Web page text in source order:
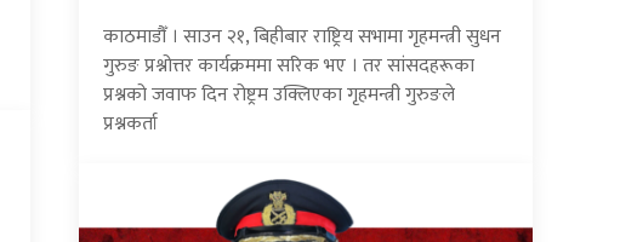
काठमाडौँ । साउन २१, बिहीबार राष्ट्रिय सभामा गृहमन्त्री सुधन
गुरुङ प्रश्नोत्तर कार्यक्रममा सरिक भए । तर सांसदहरूका
प्रश्नको जवाफ दिन रोष्ट्रम उक्लिएका गृहमन्त्री गुरुङले
प्रश्नकर्ता